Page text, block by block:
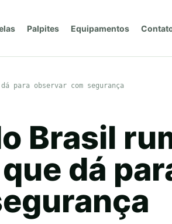
Palpites Equipamentos
para observar com segurança
Brasil
dá